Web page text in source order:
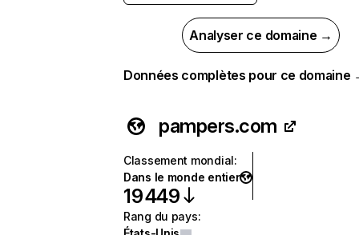
Analyser ce domaine →
Données complètes pour ce domaine
pampers.com
Classement mondial:
Dans le monde entier
19 449
Rang du pays: